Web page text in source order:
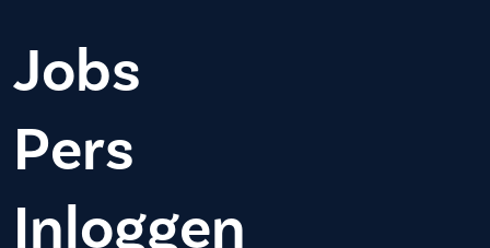
Jobs
Pers
Inloggen